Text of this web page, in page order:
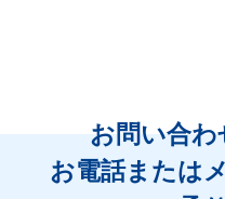
お問い合わ
お電話または